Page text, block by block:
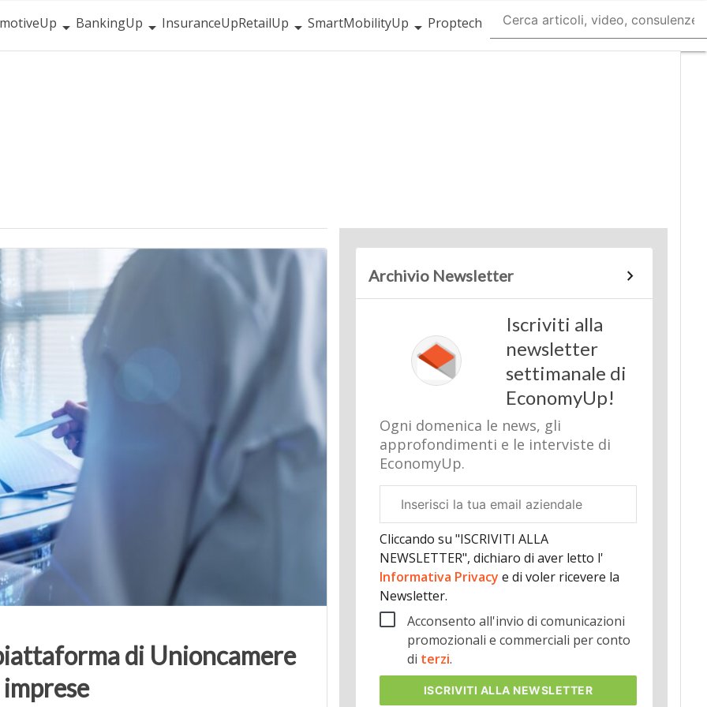
BankingUp InsuranceUpRetailUp SmartMobilityUp
Proptech
di Unioncamere
Archivio Newsletter
Iscriviti alla
newsletter
settimanale di
EconomyUp!
Ogni domenica le news, gli
approfondimenti e le interviste di
EconomyUp.
aziendale
Cliccando su "ISCRIVITI ALLA
NEWSLETTER", dichiaro di aver letto l'
Informativa Privacy e di voler ricevere la
Newsletter.
Acconsento all'invio di comunicazioni
promozionali e commerciali per conto
di terzi.
ISCRIVITI ALLA NEWSLETTER